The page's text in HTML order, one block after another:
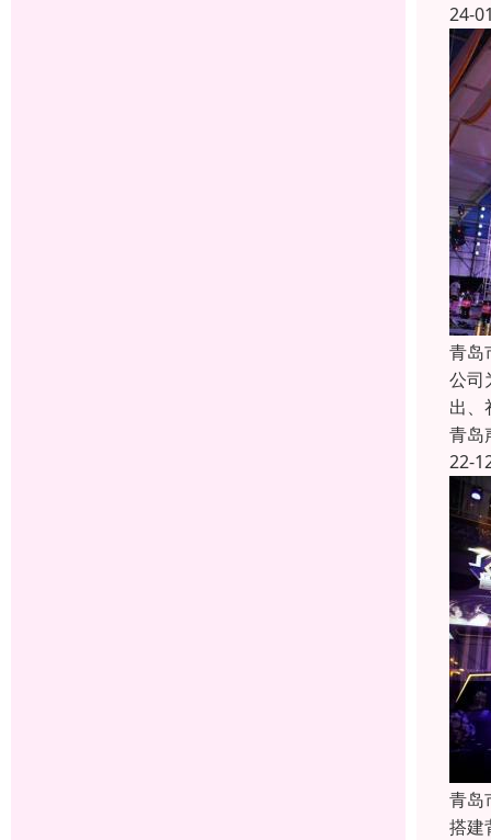
24-
青岛
公司
出、
青岛
22-
青岛
搭建